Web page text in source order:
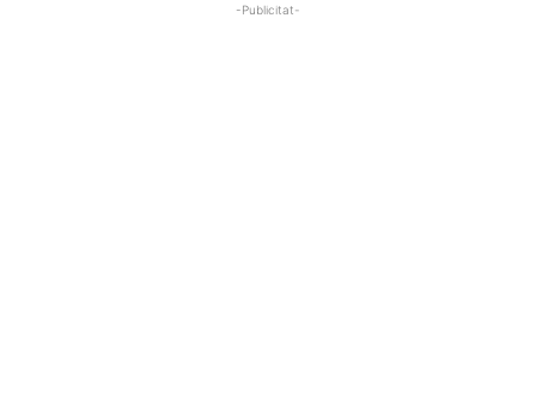
-Publicitat-